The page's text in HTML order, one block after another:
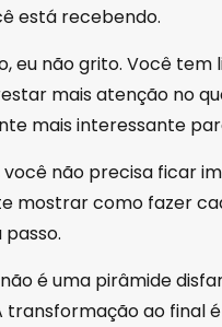
está recebendo.
eu não grito. Você tem
mais atenção no
mais interessante
não precisa ficar
mostrar como fazer
passo.
é uma pirâmide
transformação ao final